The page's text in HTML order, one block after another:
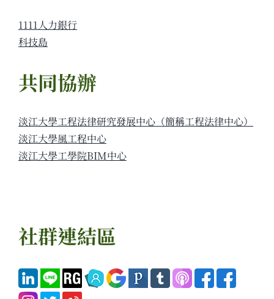
1111人力銀行
科技島
共同協辦
淡江大學工程法律研究發展中心（簡稱工程法律中心）
淡江大學風工程中心
淡江大學工學院BIM中心
社群連結區